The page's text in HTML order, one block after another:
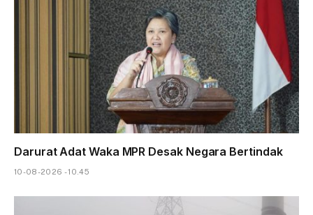
Darurat Adat Waka MPR Desak Negara Bertindak
10-08-2026 - 10.45